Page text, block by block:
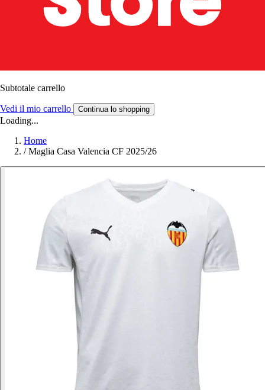
Subtotale carrello
Vedi il mio carrello Continua lo shopping
Loading...
Home
/ Maglia Casa Valencia CF 2025/26